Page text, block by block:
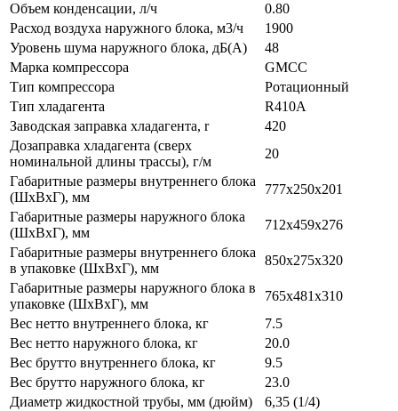
Объем конденсации, л/ч
0.80
Расход воздуха наружного блока, м3/ч
1900
Уровень шума наружного блока, дБ(А)
48
Марка компрессора
GMCC
Тип компрессора
Ротационный
Тип хладагента
R410A
Заводская заправка хладагента, r
420
Дозаправка хладагента (сверх
номинальной длины трассы), г/м
20
Габаритные размеры внутреннего блока
(ШxВxГ), мм
777x250x201
Габаритные размеры наружного блока
(ШxВxГ), мм
712x459x276
Габаритные размеры внутреннего блока
в упаковке (ШxВxГ), мм
850x275x320
Габаритные размеры наружного блока в
упаковке (ШxВxГ), мм
765x481x310
Вес нетто внутреннего блока, кг
7.5
Вес нетто наружного блока, кг
20.0
Вес брутто внутреннего блока, кг
9.5
Вес брутто наружного блока, кг
23.0
Диаметр жидкостной трубы, мм (дюйм)
6,35 (1/4)